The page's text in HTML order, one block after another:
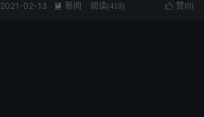
 赞(0)
2021-02-13  新闻 阅读(418)